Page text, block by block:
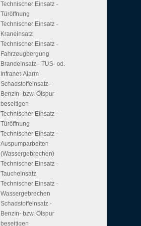
Technischer Einsatz -
Türöffnung
Technischer Einsatz -
Kraneinsatz
Technischer Einsatz -
Fahrzeugbergung
Brandeinsatz - TUS- od.
Infranet-Alarm
Schadstoffeinsatz -
Benzin- bzw. Ölspur
beseitigen
Technischer Einsatz -
Türöffnung
Technischer Einsatz -
Auspumparbeiten
(Wassergebrechen)
Technischer Einsatz -
Taucheinsatz
Technischer Einsatz -
Wassergebrechen
Schadstoffeinsatz -
Benzin- bzw. Ölspur
beseitigen